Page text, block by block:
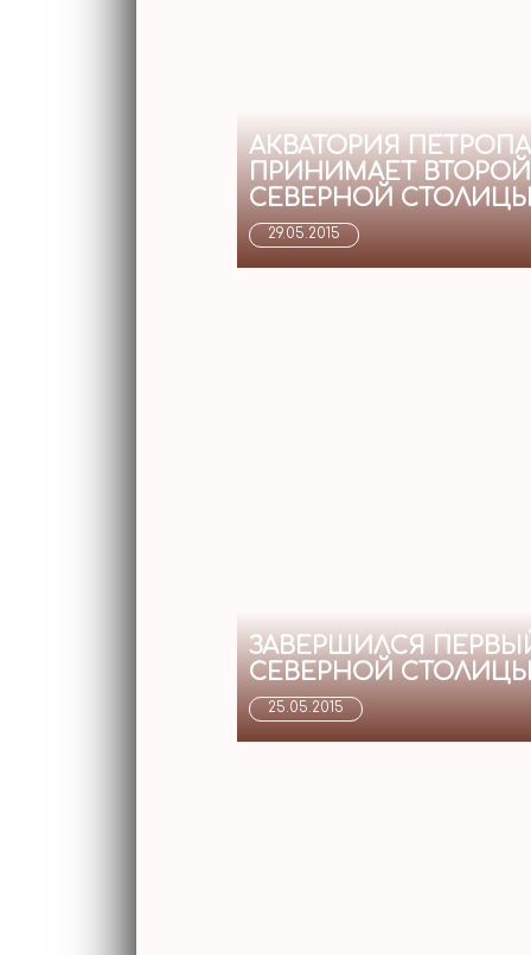
АКВАТОРИЯ
ПРИНИМАЕТ
СЕВЕРНОЙ
29.05.2015
ЗАВЕРШИЛСЯ
СЕВЕРНОЙ
25.05.2015